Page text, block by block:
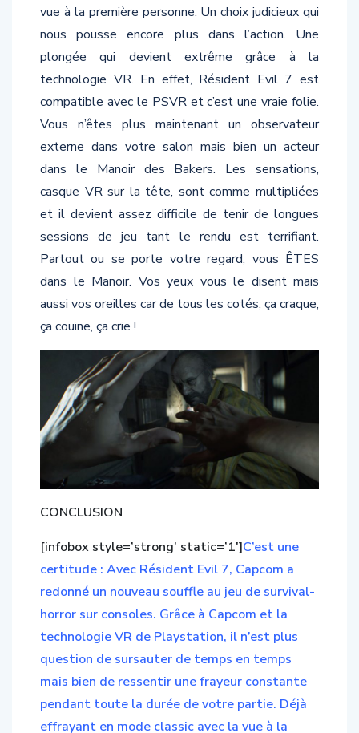
vue à la première personne. Un choix judicieux qui
nous pousse encore plus dans l’action. Une
plongée qui devient extrême grâce à la
technologie VR. En effet, Résident Evil 7 est
compatible avec le PSVR et c’est une vraie folie.
Vous n’êtes plus maintenant un observateur
externe dans votre salon mais bien un acteur
dans le Manoir des Bakers. Les sensations,
casque VR sur la tête, sont comme multipliées
et il devient assez difficile de tenir de longues
sessions de jeu tant le rendu est terrifiant.
Partout ou se porte votre regard, vous ÊTES
dans le Manoir. Vos yeux vous le disent mais
aussi vos oreilles car de tous les cotés, ça craque,
ça couine, ça crie !
CONCLUSION
[infobox style=’strong’ static=’1′]C’est une
certitude : Avec Résident Evil 7, Capcom a
redonné un nouveau souffle au jeu de survival-
horror sur consoles. Grâce à Capcom et la
technologie VR de Playstation, il n’est plus
question de sursauter de temps en temps
mais bien de ressentir une frayeur constante
pendant toute la durée de votre partie. Déjà
effrayant en mode classic avec la vue à la